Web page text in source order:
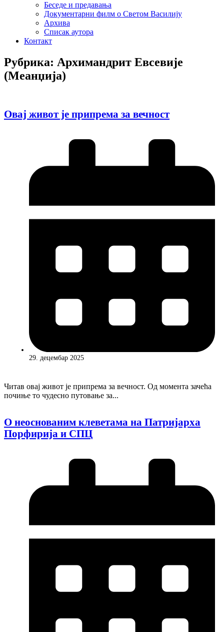
Беседе и предавања
Документарни филм о Светом Василију
Архива
Списак аутора
Контакт
Рубрика: Архимандрит Евсевије
(Меанџија)
Овај живот је припрема за вечност
29. децембар 2025
Читав овај живот је припрема за вечност. Од момента зачећа
почиње то чудесно путовање за...
О неоснованим клеветама на Патријарха
Порфирија и СПЦ